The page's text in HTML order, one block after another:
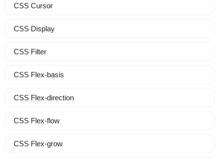
CSS Cursor
CSS Display
CSS Filter
CSS Flex-basis
CSS Flex-direction
CSS Flex-flow
CSS Flex-grow